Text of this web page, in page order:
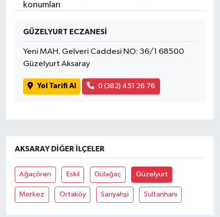
konumları
GÜZELYURT ECZANESİ
Yeni MAH. Gelveri Caddesi NO: 36/1 68500
Güzelyurt Aksaray
Yol Tarifi Al 0 (382) 451 26 76
AKSARAY DIĞER İLÇELER
Ağaçören Eskil Gülağaç Güzelyurt
Merkez Ortaköy Sarıyahşi Sultanhanı